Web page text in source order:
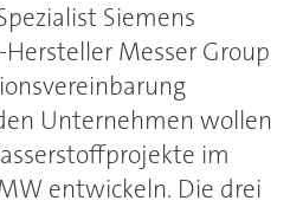
Siemens
Messer Group
Unternehmen wollen
im
entwickeln. Die drei